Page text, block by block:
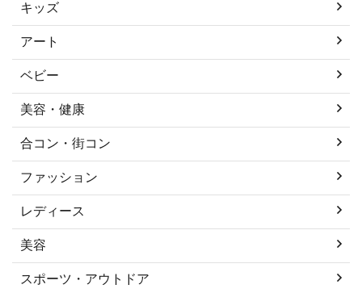
キッズ
アート
ベビー
美容・健康
合コン・街コン
ファッション
レディース
美容
スポーツ・アウトドア